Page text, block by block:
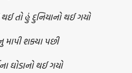
થઈ તો હું દુનિયાનો થઈ ગયો
શક્યા પછી
ઘોડાનો થઈ ગયો